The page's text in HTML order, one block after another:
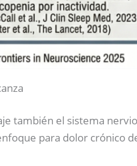
también el sistema
para dolor crónico